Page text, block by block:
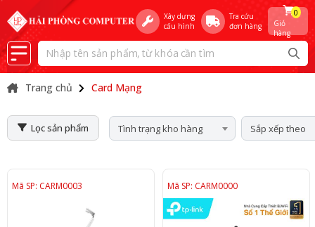
Xây dựng
cấu hình
Tra cứu
đơn hàng
Giỏ
hàng
0
Trang chủ Card Mạng
Lọc sản phẩm Tình trạng kho hàng Sắp xếp theo
Mã SP: CARM0003 Mã SP: CARM0000